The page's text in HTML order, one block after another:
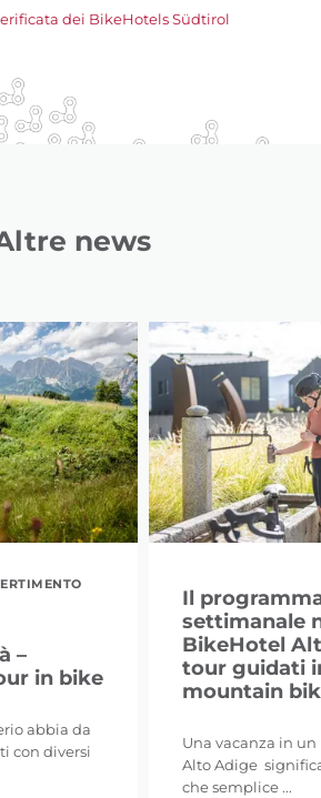
dei BikeHotels Südtirol
news
–
in bike
abbia da
con diversi
Il
settimanale
BikeHotel
tour guidati
mountain
Una vacanza in
Alto Adige
che semplice ...